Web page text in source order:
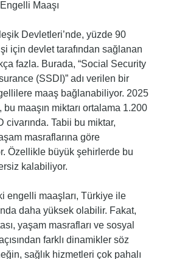
Maaşı
Devletleri’nde, yüzde 90
için devlet tarafından sağlanan
fazla. Burada, “Social Security
(SSDI)” adı verilen bir
maaş bağlanabiliyor. 2025
bu maaşın miktarı ortalama 1.200
civarında. Tabii bu miktar,
masraflarına göre
Özellikle büyük şehirlerde bu
kalabiliyor.
engelli maaşları, Türkiye ile
daha yüksek olabilir. Fakat,
yaşam masrafları ve sosyal
farklı dinamikler söz
sağlık hizmetleri çok pahalı